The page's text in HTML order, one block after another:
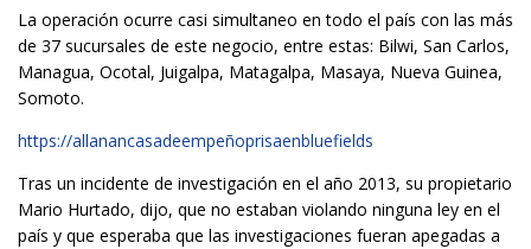
La operación ocurre casi simultaneo en todo el país con las más
de 37 sucursales de este negocio, entre estas: Bilwi, San Carlos,
Managua, Ocotal, Juigalpa, Matagalpa, Masaya, Nueva Guinea,
Somoto.
https://allanancasadeempeñoprisaenbluefields
Tras un incidente de investigación en el año 2013, su propietario
Mario Hurtado, dijo, que no estaban violando ninguna ley en el
país y que esperaba que las investigaciones fueran apegadas a